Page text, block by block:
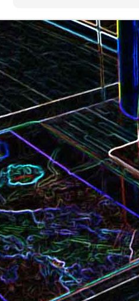
Bundt cake au chocolat
praliné
Croque-madame aux
épinards et au gingembre